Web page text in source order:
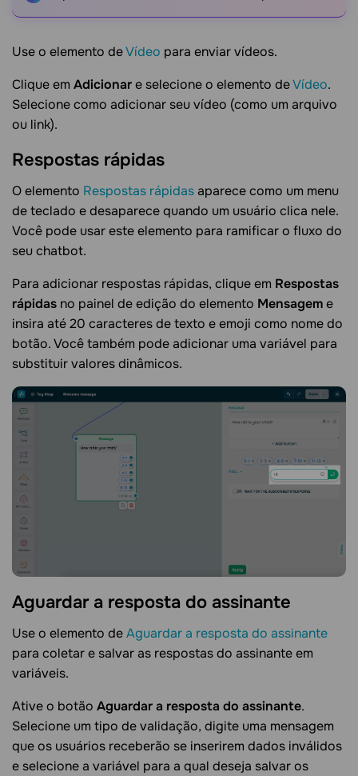
Use o elemento deVídeo para enviar vídeos.
Clique em Adicionare selecione o elemento deVídeo.
Selecione como adicionar seu vídeo (como um arquivo
ou link).
Respostas rápidas
O elemento Respostas rápidasaparece como um menu
de teclado e desaparece quando um usuário clica nele.
Você pode usar este elemento para ramificar o fluxo do
seu chatbot.
Para adicionar respostas rápidas, clique em Respostas
rápidas no painel de edição do elemento Mensageme
insira até 20 caracteres de texto e emoji como nome do
botão. Você também pode adicionar uma variável para
substituir valores dinâmicos.
Aguardar a resposta do assinante
Use o elemento deAguardar a resposta do assinante
para coletar e salvar as respostas do assinante em
variáveis.
Ative o botão Aguardar a resposta do assinante.
Selecione um tipo de validação, digite uma mensagem
que os usuários receberão se inserirem dados inválidos
e selecione a variável para a qual deseja salvar os